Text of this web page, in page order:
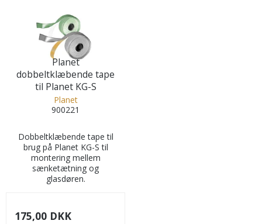
Planet
dobbeltklæbende tape
til Planet KG-S
Planet
900221
Dobbeltklæbende tape til
brug på Planet KG-S til
montering mellem
sænketætning og
glasdøren.
175,00 DKK